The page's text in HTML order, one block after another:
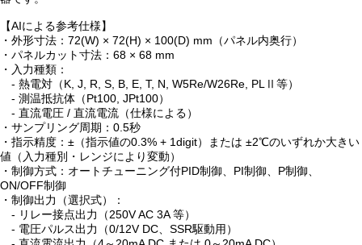
【AIによる参考仕様】
・外形寸法：72(W) × 72(H) × 100(D) mm（パネル内奥行）
・パネルカット寸法：68 × 68 mm
・入力種類：
- 熱電対（K, J, R, S, B, E, T, N, W5Re/W26Re, PLⅡ等）
- 測温抵抗体（Pt100, JPt100）
- 直流電圧 / 直流電流（仕様による）
・サンプリング周期：0.5秒
・指示精度：±（指示値の0.3% + 1digit）または ±2℃のいずれか大きい
値（入力種別・レンジにより変動）
・制御方式：オートチューニング付PID制御、PI制御、P制御、
ON/OFF制御
・制御出力（選択式）：
- リレー接点出力（250V AC 3A 等）
- 電圧パルス出力（0/12V DC、SSR駆動用）